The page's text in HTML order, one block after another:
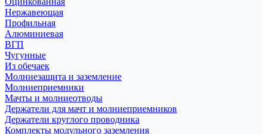
Нержавеющая
Профильная
Алюминиевая
ВГП
Чугунные
Из обечаек
Молниезащита и заземление
Молниеприемники
Мачты и молниеотводы
Держатели для мачт и молниеприемников
Держатели круглого проводника
Комплекты модульного заземления